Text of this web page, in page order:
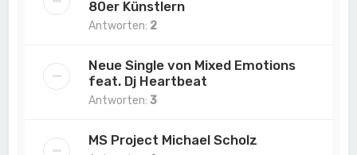
80er Künstlern
Antworten: 2
Neue Single von Mixed Emotions
feat. Dj Heartbeat
Antworten:3
MS Project Michael Scholz